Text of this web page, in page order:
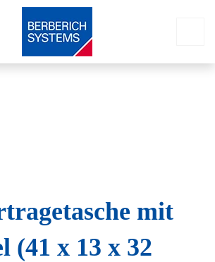
mit
(41 x 13 x 32